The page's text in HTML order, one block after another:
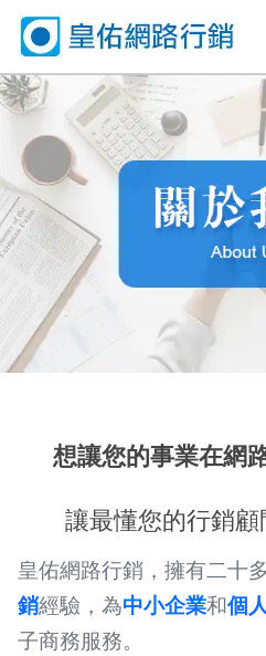
想讓您的事業在網
讓最懂您的行銷
皇佑網路行銷，擁有二十
銷經驗，為中小企業和個
子商務服務。